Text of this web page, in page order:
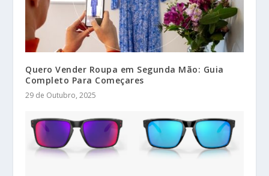
Quero Vender Roupa em Segunda Mão: Guia
Completo Para Começares
29 de Outubro, 2025